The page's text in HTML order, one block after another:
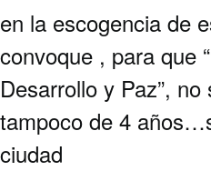
en la escogencia de
convoque , para que
Desarrollo y Paz”,
tampoco de 4
ciudad